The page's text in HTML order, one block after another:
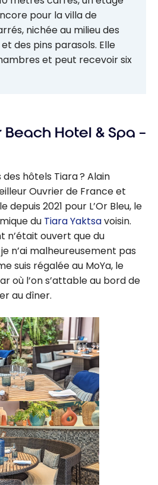
pour la villa de
nichée au milieu des
des pins parasols. Elle
et peut recevoir six
Hotel & Spa –
hôtels Tiara ? Alain
Ouvrier de France et
depuis 2021 pour L’Or Bleu, le
du Tiara Yaktsavoisin.
n’était ouvert que du
n’ai malheureusement pas
suis régalée au MoYa, le
où l’on s’attable au bord de
au dîner.